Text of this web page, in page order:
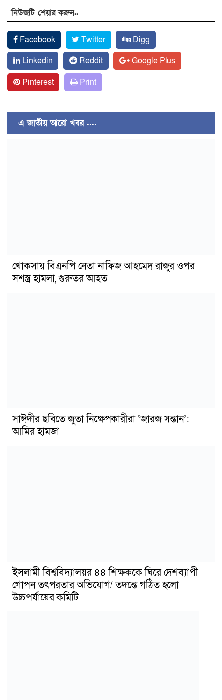
নিউজটি শেয়ার করুন..
Facebook Twitter
Digg
Linkedin
Reddit
Google Plus
Pinterest
Print
এ জাতীয় আরো খবর ....
খোকসায় বিএনপি নেতা নাফিজ আহমেদ রাজুর ওপর
সশস্ত্র হামলা, গুরুতর আহত
সাঈদীর ছবিতে জুতা নিক্ষেপকারীরা ‘জারজ সন্তান’:
আমির হামজা
ইসলামী বিশ্ববিদ্যালয়র ৪৪ শিক্ষককে ঘিরে দেশব্যাপী
গোপন তৎপরতার অভিযোগ/ তদন্তে গঠিত হলো
উচ্চপর্যায়ের কমিটি